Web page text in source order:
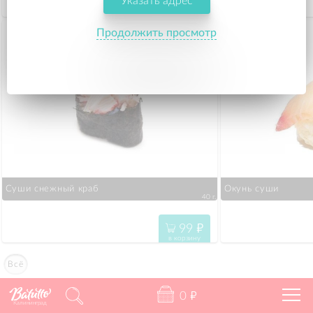
Всё
195
Суши снежный краб
40 г.
99 "
в корзину
Окунь суши
Калининград
0 "
Продолжить просмотр